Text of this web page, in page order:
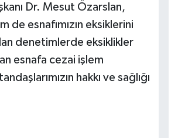
Dr. Mesut Özarslan,
de esnafımızın eksiklerini
denetimlerde eksiklikler
esnafa cezai işlem
hakkı ve sağlığı